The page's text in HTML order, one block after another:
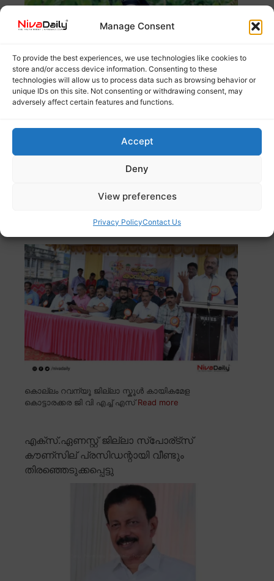
Manage Consent
To provide the best experiences, we use technologies like cookies to
store and/or access device information. Consenting to these
technologies will allow us to process data such as browsing behavior or
unique IDs on this site. Not consenting or withdrawing consent, may
adversely affect certain features and functions.
Accept
Deny
View preferences
Privacy PolicyContact Us
സംസ്ഥാന മാസ്റ്റേഴ്സ് മീറ്റിൽ ഹർഡിൽസിൽ സ്വർണം
Read more
കൊല്ലം റവന്യൂ ജില്ലാ സ്കൂൾ കായികമേള
കൊട്ടാരക്കരയിൽ; ഉദ്ഘാടനം ചെയ്ത് മന്ത്രി
കൊല്ലം റവന്യൂ ജില്ലാ സ്കൂൾ കായികമേള
കൊട്ടാരക്കര ജി വി എച്ച് എസ്Read more
എക്സ്.ഏണസ്റ്റ് ജില്ലാ സ്പോര്ട്സ്
കൗണ്സില് പ്രസിഡന്റായി വീണ്ടും
തിരഞ്ഞെടുക്കപ്പെട്ടു